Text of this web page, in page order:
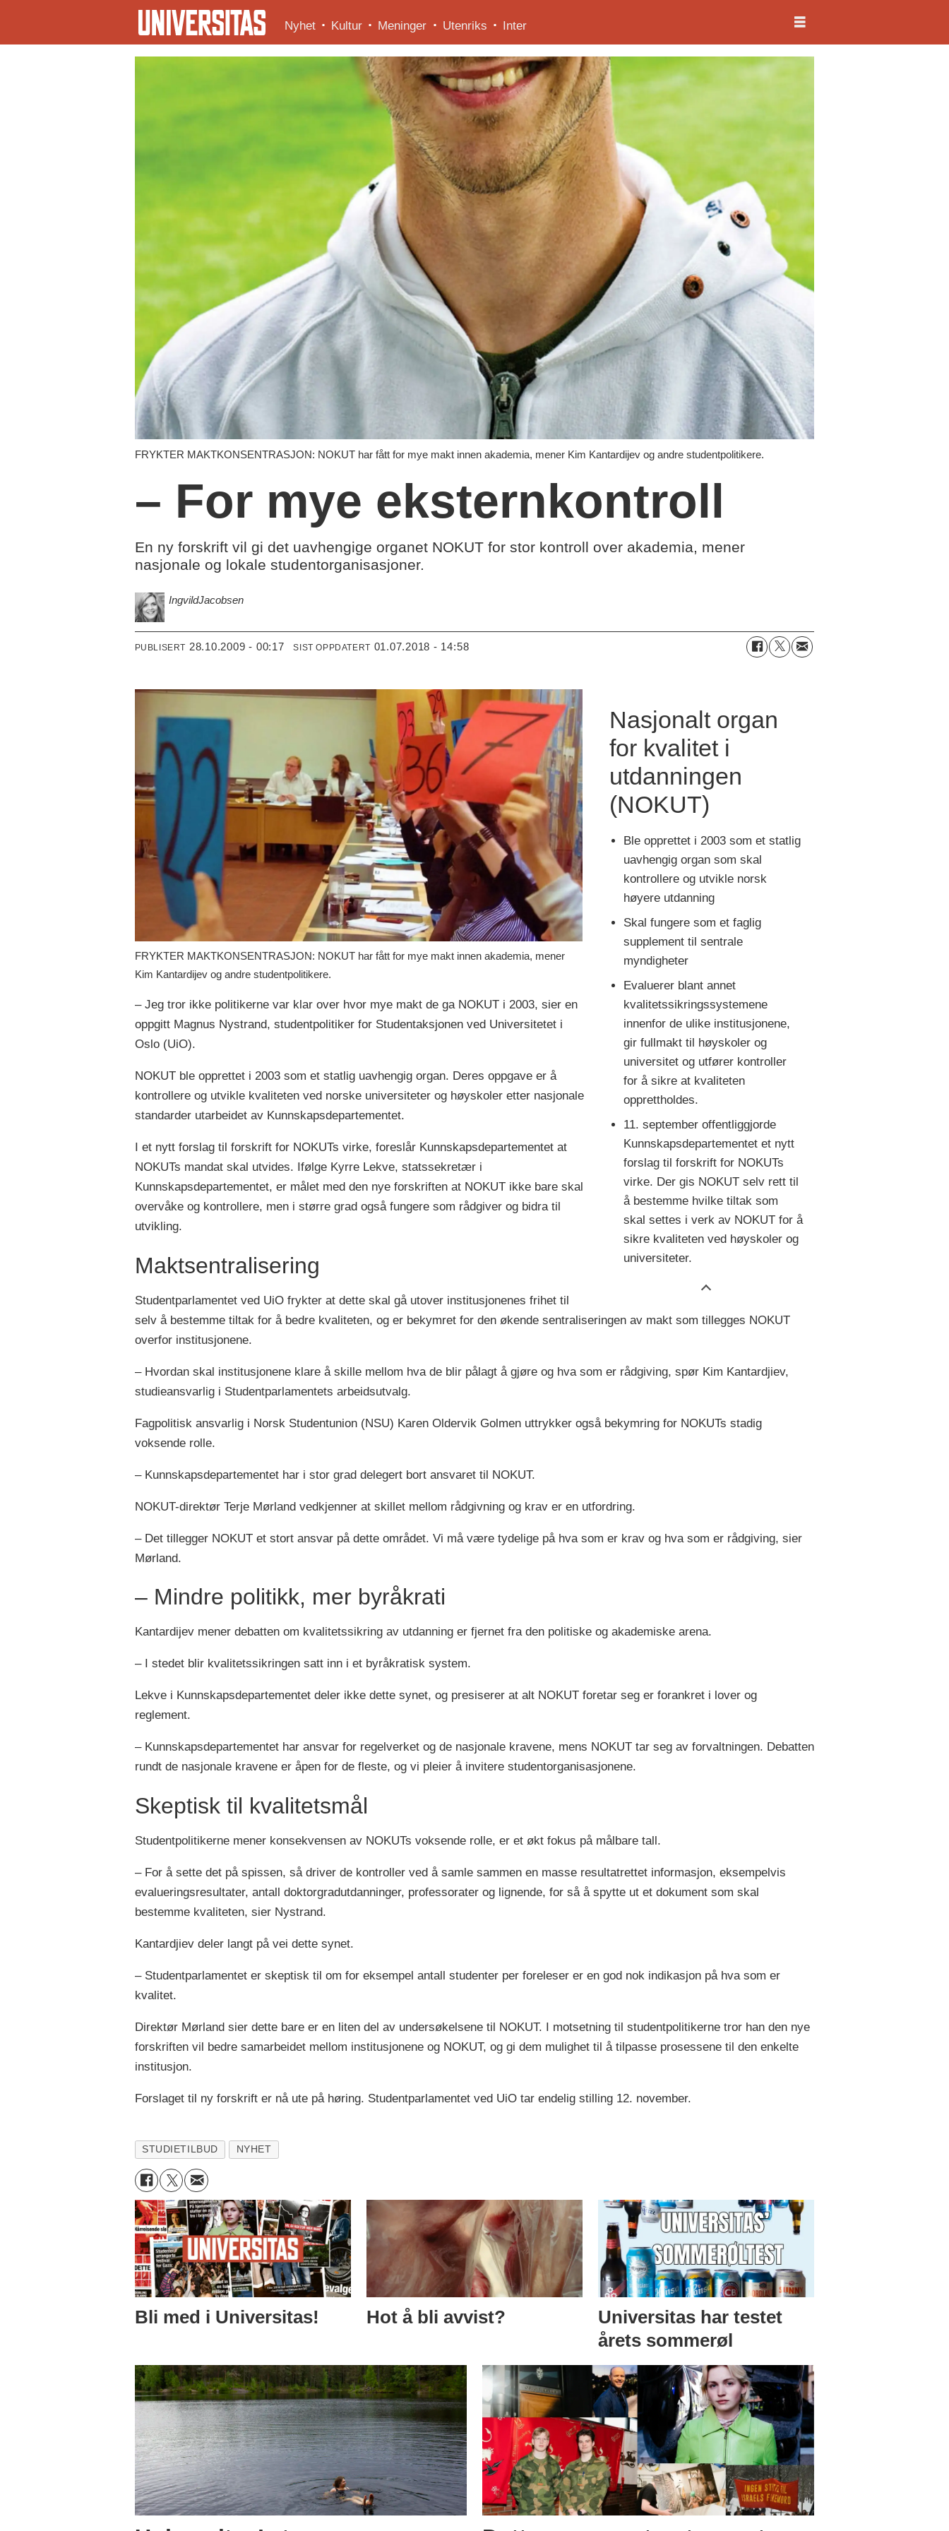
Nyhet Kultur Meninger Utenriks Inter
FRYKTER MAKTKONSENTRASJON: NOKUT har fått for mye makt innen akademia, mener Kim Kantardijev og andre studentpolitikere.
– For mye eksternkontroll
En ny forskrift vil gi det uavhengige organet NOKUT for stor kontroll over akademia, mener
nasjonale og lokale studentorganisasjoner.
IngvildJacobsen
PUBLISERT 28.10.2009 - 00:17 SIST OPPDATERT 01.07.2018 - 14:58
FRYKTER MAKTKONSENTRASJON: NOKUT har fått for mye makt innen akademia, mener
Kim Kantardijev og andre studentpolitikere.
Nasjonalt organ
for kvalitet i
utdanningen
(NOKUT)
Ble opprettet i 2003 som et statlig
uavhengig organ som skal
kontrollere og utvikle norsk
høyere utdanning
Skal fungere som et faglig
supplement til sentrale
myndigheter
Evaluerer blant annet
kvalitetssikringssystemene
innenfor de ulike institusjonene,
gir fullmakt til høyskoler og
universitet og utfører kontroller
for å sikre at kvaliteten
opprettholdes.
11. september offentliggjorde
Kunnskapsdepartementet et nytt
forslag til forskrift for NOKUTs
virke. Der gis NOKUT selv rett til
å bestemme hvilke tiltak som
skal settes i verk av NOKUT for å
sikre kvaliteten ved høyskoler og
universiteter.
– Jeg tror ikke politikerne var klar over hvor mye makt de ga NOKUT i 2003, sier en
oppgitt Magnus Nystrand, studentpolitiker for Studentaksjonen ved Universitetet i
Oslo (UiO).
NOKUT ble opprettet i 2003 som et statlig uavhengig organ. Deres oppgave er å
kontrollere og utvikle kvaliteten ved norske universiteter og høyskoler etter nasjonale
standarder utarbeidet av Kunnskapsdepartementet.
I et nytt forslag til forskrift for NOKUTs virke, foreslår Kunnskapsdepartementet at
NOKUTs mandat skal utvides. Ifølge Kyrre Lekve, statssekretær i
Kunnskapsdepartementet, er målet med den nye forskriften at NOKUT ikke bare skal
overvåke og kontrollere, men i større grad også fungere som rådgiver og bidra til
utvikling.
Maktsentralisering
Studentparlamentet ved UiO frykter at dette skal gå utover institusjonenes frihet til
selv å bestemme tiltak for å bedre kvaliteten, og er bekymret for den økende sentraliseringen av makt som tillegges NOKUT
overfor institusjonene.
– Hvordan skal institusjonene klare å skille mellom hva de blir pålagt å gjøre og hva som er rådgiving, spør Kim Kantardjiev,
studieansvarlig i Studentparlamentets arbeidsutvalg.
Fagpolitisk ansvarlig i Norsk Studentunion (NSU) Karen Oldervik Golmen uttrykker også bekymring for NOKUTs stadig
voksende rolle.
– Kunnskapsdepartementet har i stor grad delegert bort ansvaret til NOKUT.
NOKUT-direktør Terje Mørland vedkjenner at skillet mellom rådgivning og krav er en utfordring.
– Det tillegger NOKUT et stort ansvar på dette området. Vi må være tydelige på hva som er krav og hva som er rådgiving, sier
Mørland.
– Mindre politikk, mer byråkrati
Kantardijev mener debatten om kvalitetssikring av utdanning er fjernet fra den politiske og akademiske arena.
– I stedet blir kvalitetssikringen satt inn i et byråkratisk system.
Lekve i Kunnskapsdepartementet deler ikke dette synet, og presiserer at alt NOKUT foretar seg er forankret i lover og
reglement.
– Kunnskapsdepartementet har ansvar for regelverket og de nasjonale kravene, mens NOKUT tar seg av forvaltningen. Debatten
rundt de nasjonale kravene er åpen for de fleste, og vi pleier å invitere studentorganisasjonene.
Skeptisk til kvalitetsmål
Studentpolitikerne mener konsekvensen av NOKUTs voksende rolle, er et økt fokus på målbare tall.
– For å sette det på spissen, så driver de kontroller ved å samle sammen en masse resultatrettet informasjon, eksempelvis
evalueringsresultater, antall doktorgradutdanninger, professorater og lignende, for så å spytte ut et dokument som skal
bestemme kvaliteten, sier Nystrand.
Kantardjiev deler langt på vei dette synet.
– Studentparlamentet er skeptisk til om for eksempel antall studenter per foreleser er en god nok indikasjon på hva som er
kvalitet.
Direktør Mørland sier dette bare er en liten del av undersøkelsene til NOKUT. I motsetning til studentpolitikerne tror han den nye
forskriften vil bedre samarbeidet mellom institusjonene og NOKUT, og gi dem mulighet til å tilpasse prosessene til den enkelte
institusjon.
Forslaget til ny forskrift er nå ute på høring. Studentparlamentet ved UiO tar endelig stilling 12. november.
STUDIETILBUD NYHET
Bli med i Universitas! Hot å bli avvist?
Universitas har testet
årets sommerøl